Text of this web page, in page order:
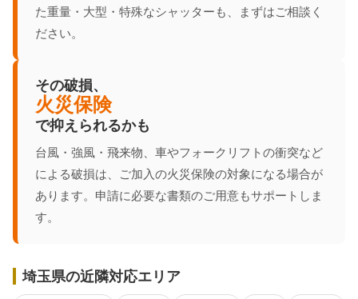
た重量・大型・特殊なシャッターも、まずはご相談く
ださい。
その破損、
火災保険
で抑えられるかも
台風・強風・飛来物、車やフォークリフトの衝突など
による破損は、ご加入の火災保険の対象になる場合が
あります。申請に必要な書類のご用意もサポートしま
す。
埼玉県の近隣対応エリア